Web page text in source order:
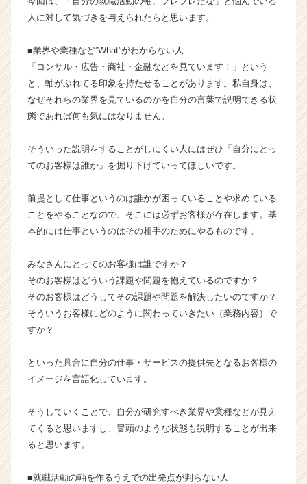
L
タ
イ
ム
ラ
ン】
チ
ャ
ー・
長
企
業
か
ら
ウ
ト
く
就
イ
人に対して気づきを与えられたらと思います。
■業界や業種など”What”がわからない人
「コンサル・広告・商社・金融などを見ています！」という
と、軸がぶれてる印象を持たせることがあります。私自身は、
なぜそれらの業界を見ているのかを自分の言葉で説明できる状
態であれば何も気にはなりません。
そういった説明をすることがしにくい人にはぜひ「自分にとっ
てのお客様は誰か」を掘り下げていってほしいです。
前提として仕事というのは誰かが困っていることや求めている
ことをやることなので、そこには必ずお客様が存在します。基
本的には仕事というのはその相手のためにやるものです。
みなさんにとってのお客様は誰ですか？
そのお客様はどういう課題や問題を抱えているのですか？
そのお客様はどうしてその課題や問題を解決したいのですか？
そういうお客様にどのように関わっていきたい（業務内容）で
すか？
といった具合に自分の仕事・サービスの提供先となるお客様の
イメージを言語化しています。
そうしていくことで、自分が研究すべき業界や業種などが見え
てくると思いますし、冒頭のような状態も説明することが出来
ると思います。
■就職活動の軸を作るうえでの出発点が判らない人